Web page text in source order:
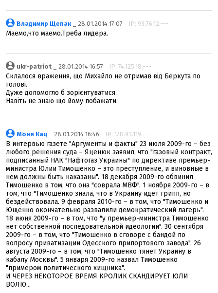
Владимир Щепак_ 28.01.2014 17:07 IP: 93.76.12.---
Маемо,что маемо.Треба лидера.
ukr-patriot _ 28.01.2014 16:57 IP: 74.125.18.---
Склалося враження, що Михайло не отримав від Беркута по
голові.
Дуже допомогло б зорієнтуватися.
Навіть не знаю що йому побажати.
Моня Кац _ 28.01.2014 16:46 IP: 178.93.119.---
В интервью газете "Аргументы и факты" 23 июля 2009-го – без
любого решения суда – Яценюк заявил, что "газовый контракт,
подписанный НАК "Нафтогаз Украины" по директиве премьер-
министра Юлии Тимошенко – это преступление, и виновные в
нем должны быть наказаны". 18 декабря 2009-го обвинил
Тимошенко в том, что она "соврала МВФ". 1 ноября 2009-го – в
том, что "Тимошенко знала, что в Украину идет грипп, но
бездействовала. 9 февраля 2010-го – в том, что "Тимошенко и
Ющенко окончательно развалили демократический лагерь".
18 июня 2009-го – в том, что "у премьер-министра Тимошенко
нет собственной последовательной идеологии". 30 сентября
2009-го – в том, что "Тимошенко в сговоре с бандой по
вопросу приватизации Одесского припортового завода". 26
августа 2009-го – в том, что "Тимошенко тянет Украину в
кабалу Москвы". 5 января 2009-го назвал Тимошенко
"примером политического хищника".
И ЧЕРЕЗ НЕКОТОРОЕ ВРЕМЯ КРОЛИК СКАНДИРУЕТ ЮЛИ
ВОЛЮ...